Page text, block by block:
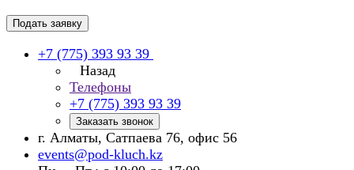
Подать заявку
+7 (775) 393 93 39
Назад
Телефоны
+7 (775) 393 93 39
Заказать звонок
г. Алматы, Сатпаева 76, офис 56
events@pod-kluch.kz